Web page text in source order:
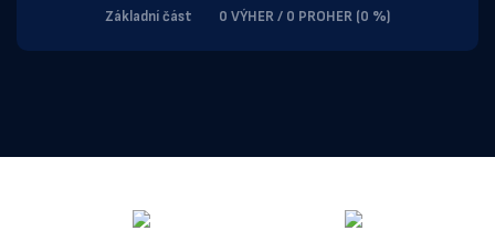
Základní část 0 VÝHER / 0 PROHER (0 %)